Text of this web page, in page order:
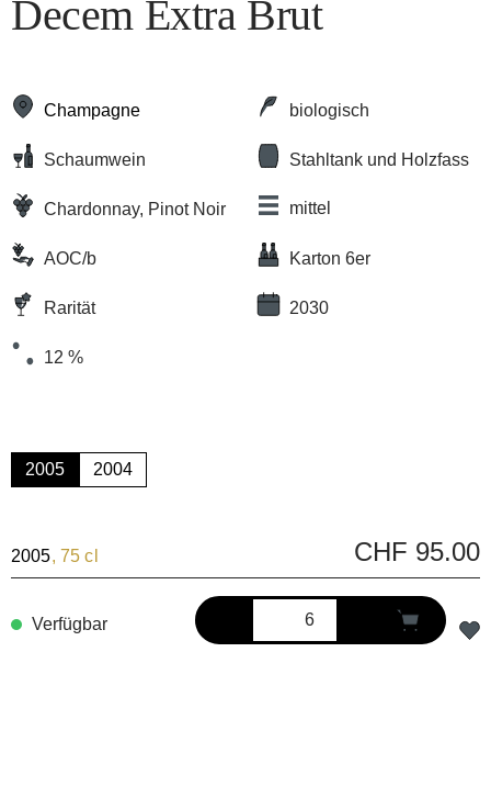
Decem Extra Brut
Champagne biologisch
Schaumwein Stahltank und Holzfass
Chardonnay, Pinot Noir mittel
AOC/b Karton 6er
Rarität 2030
12 %
2005 2004
2005, 75 cl CHF 95.00
Verfügbar